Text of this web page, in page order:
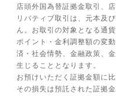
店頭外国為替証拠金取引、
リバティブ取引は、元本及
ん。お取引の対象となる通
ポイント・金利調整額の変
済・社会情勢、金融政策、
生じることとなります。
お預けいただく証拠金額に
その損失は預託された証拠